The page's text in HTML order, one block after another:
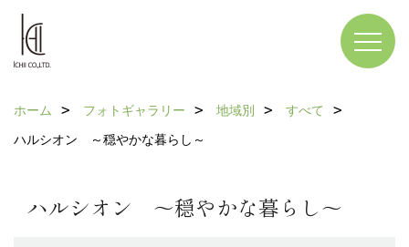
ホーム フォトギャラリー 地域別
すべて
ハルシオン ～穏やかな暮らし～
ハルシオン ～穏やかな暮らし～